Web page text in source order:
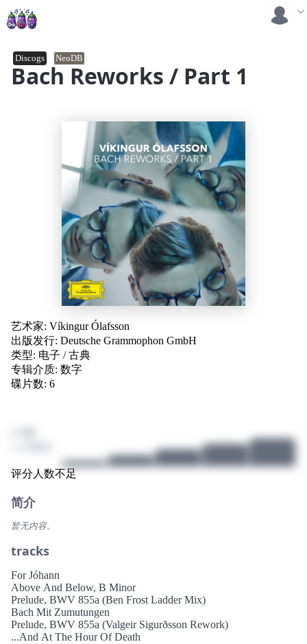
Bach Reworks / Part 1
Discogs NeoDB
艺术家: Víkingur Ólafsson
出版发行: Deutsche Grammophon GmbH
类型: 电子 /古典
专辑介质: 数字
碟片数: 6
评分人数不足
简介
暂无内容。
tracks
For Jóhann
Above And Below, B Minor
Prelude, BWV 855a (Ben Frost Ladder Mix)
Bach Mit Zumutungen
Prelude, BWV 855a (Valgeir Sigurðsson Rework)
...And At The Hour Of Death